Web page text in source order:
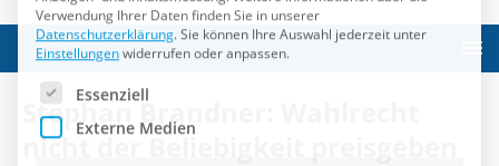
Stephan Brandner: Wahlrecht
nicht der Beliebigkeit preisgeben
Externe Medien
Alle akzeptieren